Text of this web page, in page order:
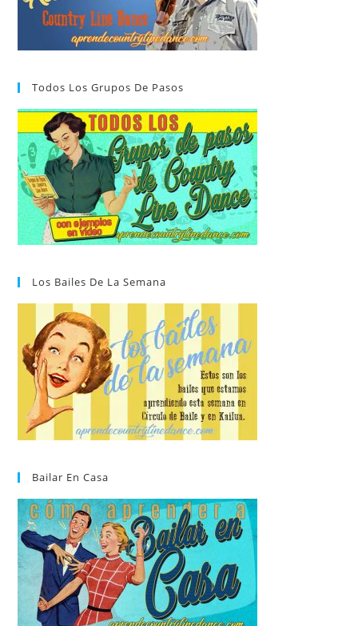
Todos Los Grupos De Pasos
Los Bailes De La Semana
Bailar En Casa